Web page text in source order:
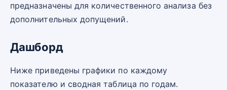
предназначены для количественного анализа без
дополнительных допущений.
Дашборд
Ниже приведены графики по каждому
показателю и сводная таблица по годам.